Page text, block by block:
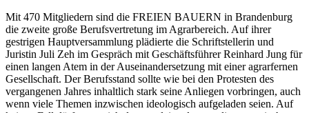
Mit 470 Mitgliedern sind die FREIEN BAUERN in Brandenburg
die zweite große Berufsvertretung im Agrarbereich. Auf ihrer
gestrigen Hauptversammlung plädierte die Schriftstellerin und
Juristin Juli Zeh im Gespräch mit Geschäftsführer Reinhard Jung für
einen langen Atem in der Auseinandersetzung mit einer agrarfernen
Gesellschaft. Der Berufsstand sollte wie bei den Protesten des
vergangenen Jahres inhaltlich stark seine Anliegen vorbringen, auch
wenn viele Themen inzwischen ideologisch aufgeladen seien. Auf